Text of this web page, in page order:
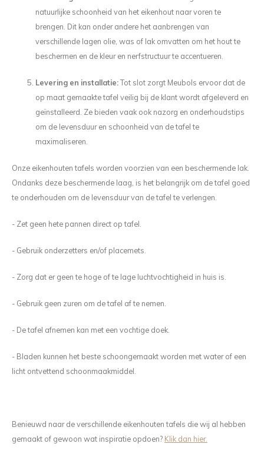
natuurlijke schoonheid van het eikenhout naar voren te
brengen. Dit kan onder andere het aanbrengen van
verschillende lagen olie, was of lak omvatten om het hout te
beschermen en de kleur en nerfstructuur te accentueren.
Levering en installatie:Tot slot zorgt Meubols ervoor dat de
op maat gemaakte tafel veilig bij de klant wordt afgeleverd en
geïnstalleerd. Ze bieden vaak ook nazorg en onderhoudstips
om de levensduur en schoonheid van de tafel te
maximaliseren.
Onze eikenhouten tafels worden voorzien van een beschermende lak.
Ondanks deze beschermende laag, is het belangrijk om de tafel goed
te onderhouden om de levensduur van de tafel te verlengen.
- Zet geen hete pannen direct op tafel.
- Gebruik onderzetters en/of placemets.
- Zorg dat er geen te hoge of te lage luchtvochtigheid in huis is.
- Gebruik geen zuren om de tafel af te nemen.
- De tafel afnemen kan met een vochtige doek.
- Bladen kunnen het beste schoongemaakt worden met water of een
licht ontvettend schoonmaakmiddel.
Benieuwd naar de verschillende eikenhouten tafels die wij al hebben
gemaakt of gewoon wat inspiratie opdoen? Klik dan hier.